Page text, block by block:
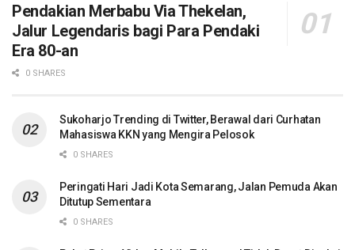
Pendakian Merbabu Via Thekelan,
Jalur Legendaris bagi Para Pendaki
Era 80-an
0 SHARES
Sukoharjo Trending di Twitter, Berawal dari Curhatan
Mahasiswa KKN yang Mengira Pelosok
0 SHARES
Peringati Hari Jadi Kota Semarang, Jalan Pemuda Akan
Ditutup Sementara
0 SHARES